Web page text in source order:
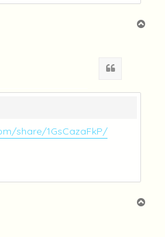
share/1GsCazaFkP/